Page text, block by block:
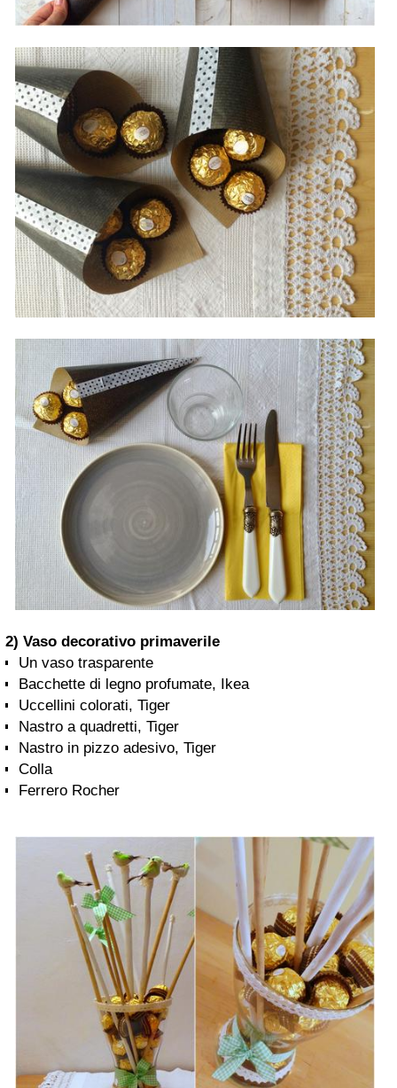
2) Vaso decorativo primaverile
Un vaso trasparente
Bacchette di legno profumate, Ikea
Uccellini colorati, Tiger
Nastro a quadretti, Tiger
Nastro in pizzo adesivo, Tiger
Colla
Ferrero Rocher